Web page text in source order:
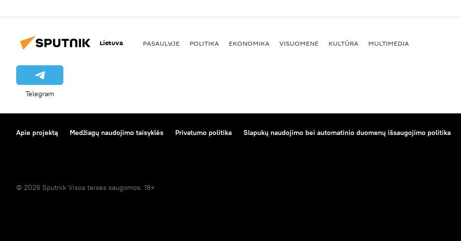
Lietuva PASAULYJE POLITIKA EKONOMIKA VISUOMENĖ KULTŪRA MULTIMEDIA
Telegram
Apie projektą Medžiagų naudojimo taisyklės Privatumo politika Slapukų naudojimo bei automatinio duomenų išsaugojimo politika
© 2026 Sputnik Visos teisės saugomos. 18+